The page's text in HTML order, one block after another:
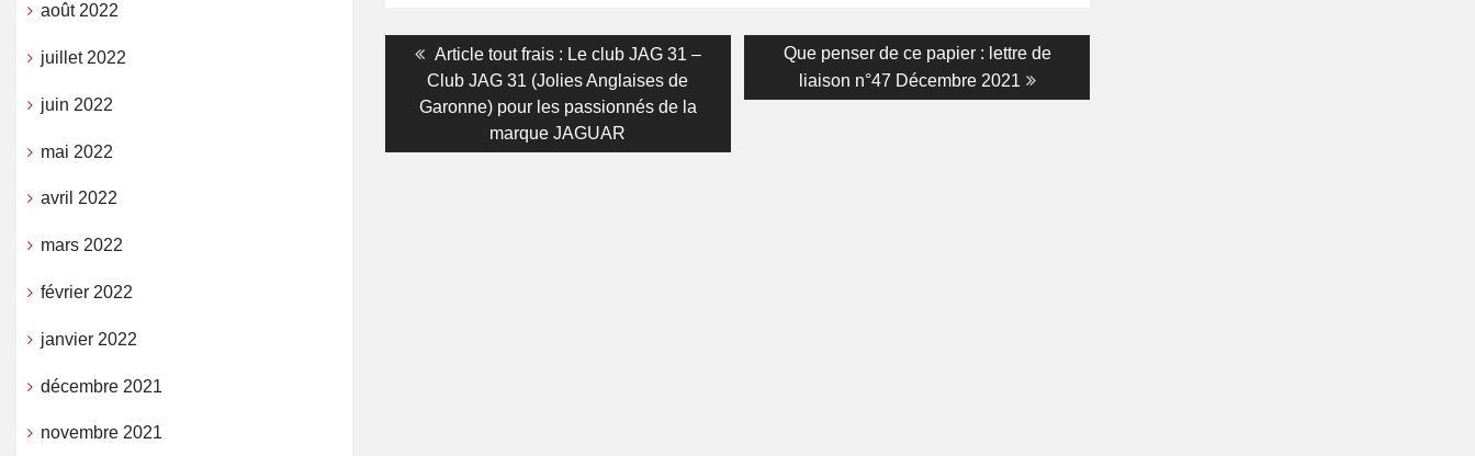
Navigation
Previous
post:
Article tout frais : Le club JAG 31 –
Club JAG 31 (Jolies Anglaises de
Garonne) pour les passionnés de la
marque JAGUAR
Next
post:
Que penser de ce papier : lettre de
liaison n°47 Décembre 2021
août 2022
juillet 2022
juin 2022
mai 2022
avril 2022
mars 2022
février 2022
janvier 2022
décembre 2021
novembre 2021